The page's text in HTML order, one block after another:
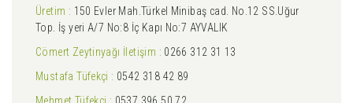
Üretim : 150 Evler Mah.Türkel Minibaş cad. No.12 SS.Uğur
Top. İş yeri A/7 No:8 İç Kapı No:7 AYVALIK
Cömert Zeytinyağı İletişim : 0266 312 31 13
Mustafa Tüfekçi : 0542 318 42 89